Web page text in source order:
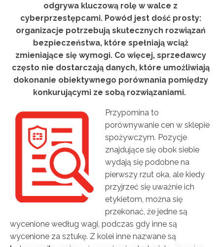
odgrywa kluczową rolę w walce z
cyberprzestępcami. Powód jest dość prosty:
organizacje potrzebują skutecznych rozwiązań
bezpieczeństwa, które spełniają wciąż
zmieniające się wymogi. Co więcej, sprzedawcy
często nie dostarczają danych, które umożliwiają
dokonanie obiektywnego porównania pomiędzy
konkurującymi ze sobą rozwiązaniami.
Przypomina to
porównywanie cen w sklepie
spożywczym. Pozycje
znajdujące się obok siebie
wydają się podobne na
pierwszy rzut oka, ale kiedy
przyjrzeć się uważnie ich
etykietom, można się
przekonać, że jedne są
wycenione według wagi, podczas gdy inne są
wycenione za sztukę. Z kolei inne nazwane są